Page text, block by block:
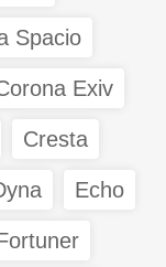
Spacio
Exiv
Cresta
Echo